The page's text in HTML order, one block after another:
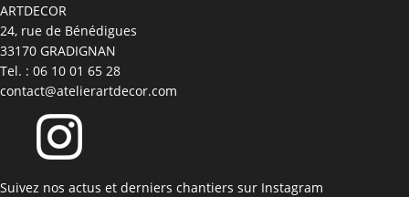
ARTDECOR
24, rue de Bénédigues
33170 GRADIGNAN
Tel. : 06 10 01 65 28
contact@atelierartdecor.com
Suivez nos actus et derniers chantiers sur Instagram